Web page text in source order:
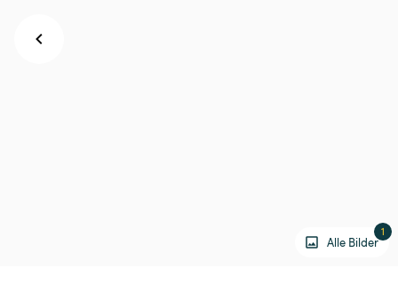
Alle Bilder
1